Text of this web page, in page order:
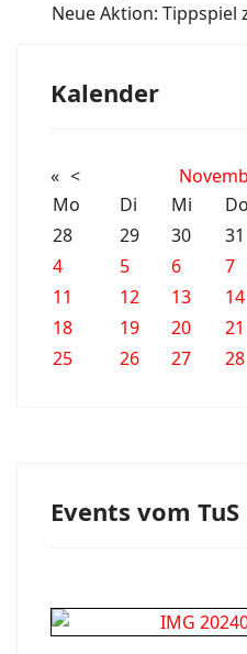
Neue Aktion: Tippspiel
Kalender
« <
Mo
Di Mi Do
28
29 30 31
4
5 6 7
11
12 13 14
18
19 20 21
25
26 27 28
Events vom TuS